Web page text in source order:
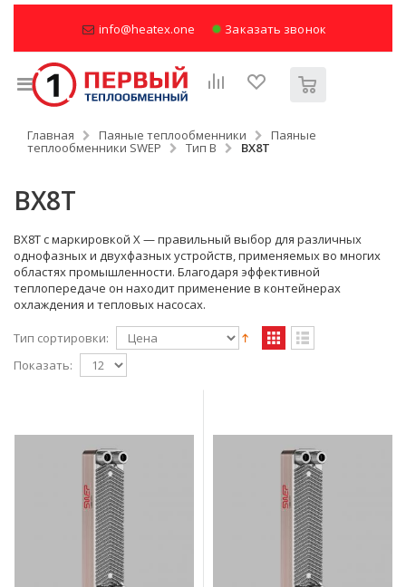
info@heatex.one Заказать звонок
Главная Паяные теплообменники Паяные
теплообменники SWEP Тип B BX8T
BX8T
BX8T с маркировкой Х — правильный выбор для различных
однофазных и двухфазных устройств, применяемых во многих
областях промышленности. Благодаря эффективной
теплопередаче он находит применение в контейнерах
охлаждения и тепловых насосах.
Тип сортировки:
Показать: